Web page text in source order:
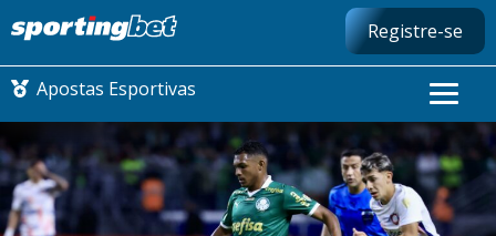
Registre-se
Apostas Esportivas
CONMEBOL LIBERTADORES